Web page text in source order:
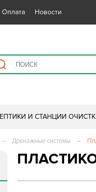
Оплата Новости
И СТАНЦИИ
– Дренажные системы –